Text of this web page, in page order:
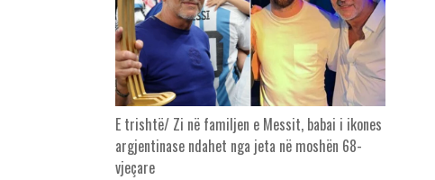
E trishtë/ Zi në familjen e Messit, babai i ikones
argjentinase ndahet nga jeta në moshën 68-
vjeçare